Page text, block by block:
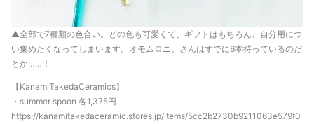
▲全部で7種類の色合い。どの色も可愛くて、ギフトはもちろん、自分用につ
い集めたくなってしまいます。オモムロニ。さんはすでに6本持っているのだ
とか……！
【KanamiTakedaCeramics】
・summer spoon 各1,375円
https://kanamitakedaceramic.stores.jp/items/5cc2b2730b9211063e579f0